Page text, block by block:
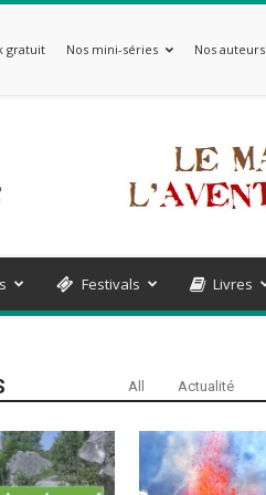
gratuit Nos mini-séries Nos auteurs
Festivals Livres
All Actualité